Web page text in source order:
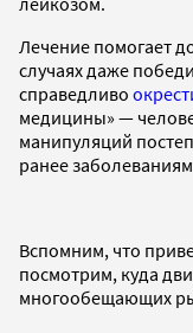
Лечение помогает
случаях даже
справедливо
медицины» —
манипуляций
ранее
Вспомним, что
посмотрим, куда
многообещающих